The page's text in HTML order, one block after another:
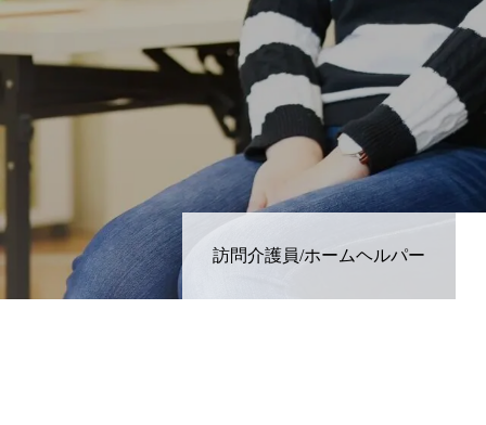
HOME
会社案内
訪問介護員/ホームヘルパー